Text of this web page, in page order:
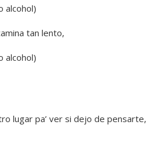
alcohol)
tan lento,
alcohol)
lugar pa’ ver si dejo de pensarte,